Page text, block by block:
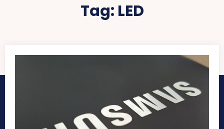
Tag: LED